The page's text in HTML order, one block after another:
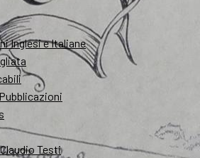
Inglesi e Italiane
Testi